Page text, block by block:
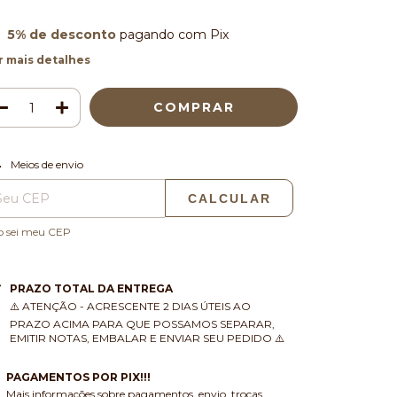
5% de descontopagando com Pix
mais detalhes
para o CEP:
Meios de envio
CALCULAR
sei meu CEP
PRAZO TOTAL DA ENTREGA
⚠️ ATENÇÃO - ACRESCENTE 2 DIAS ÚTEIS AO
PRAZO ACIMA PARA QUE POSSAMOS SEPARAR,
EMITIR NOTAS, EMBALAR E ENVIAR SEU PEDIDO ⚠️
PAGAMENTOS POR PIX!!!
Mais informações sobre pagamentos, envio, trocas,